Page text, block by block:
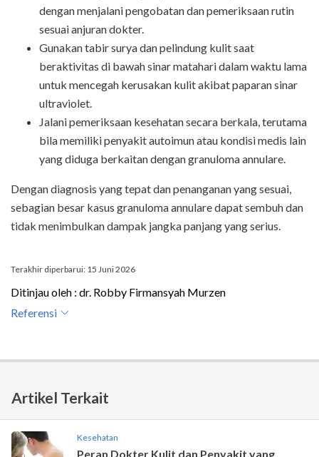
dengan menjalani pengobatan dan pemeriksaan rutin
sesuai anjuran dokter.
Gunakan tabir surya dan pelindung kulit saat
beraktivitas di bawah sinar matahari dalam waktu lama
untuk mencegah kerusakan kulit akibat paparan sinar
ultraviolet.
Jalani pemeriksaan kesehatan secara berkala, terutama
bila memiliki penyakit autoimun atau kondisi medis lain
yang diduga berkaitan dengan granuloma annulare.
Dengan diagnosis yang tepat dan penanganan yang sesuai,
sebagian besar kasus granuloma annulare dapat sembuh dan
tidak menimbulkan dampak jangka panjang yang serius.
Terakhir diperbarui: 15 Juni 2026